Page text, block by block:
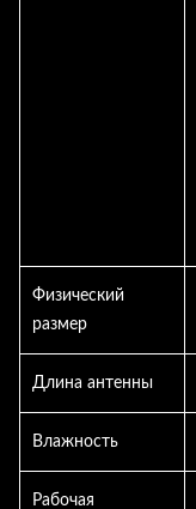
Физический
размер
Длина антенны
Влажность
Рабочая